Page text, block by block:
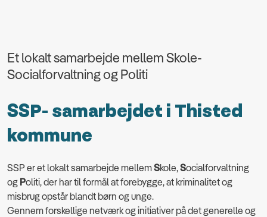
Et lokalt samarbejde mellem Skole-
Socialforvaltning og Politi
SSP- samarbejdet i Thisted
kommune
SSP er et lokalt samarbejde mellemSkole,Socialforvaltning
og Politi, der har til formål at forebygge, at kriminalitet og
misbrug opstår blandt børn og unge.
Gennem forskellige netværk og initiativer på det generelle og